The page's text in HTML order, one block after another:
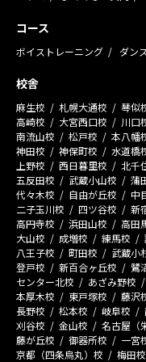
コース
ボイストレーニング ダンス
校舎
麻生校 札幌大通校 琴似
高崎校
大宮西口校 川口
南流山校
松戸校 本八幡
神田校
神保町校 水道橋
上野校
西日暮里校 北千
五反田校
武蔵小山校 蒲
代々木校
自由が丘校 中
二子玉川校
四ツ谷校 新
高円寺校
浜田山校 高田
大山校
成増校 練馬校
八王子校
町田校 武蔵小
登戸校
新百合ヶ丘校 鷺
センター北校
あざみ野校
本厚木校
東戸塚校 藤沢
長野校
松本校 岐阜校
刈谷校
金山校 名古屋（
藤が丘校
御器所校 一宮
京都（四条烏丸）校
梅田校